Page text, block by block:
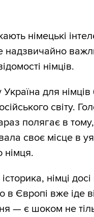
німецькі
надзвичайно
німців.
для німців
світу.
полягає в
своє місце в
німця.
німці
в Європі вже іде
— є шоком не